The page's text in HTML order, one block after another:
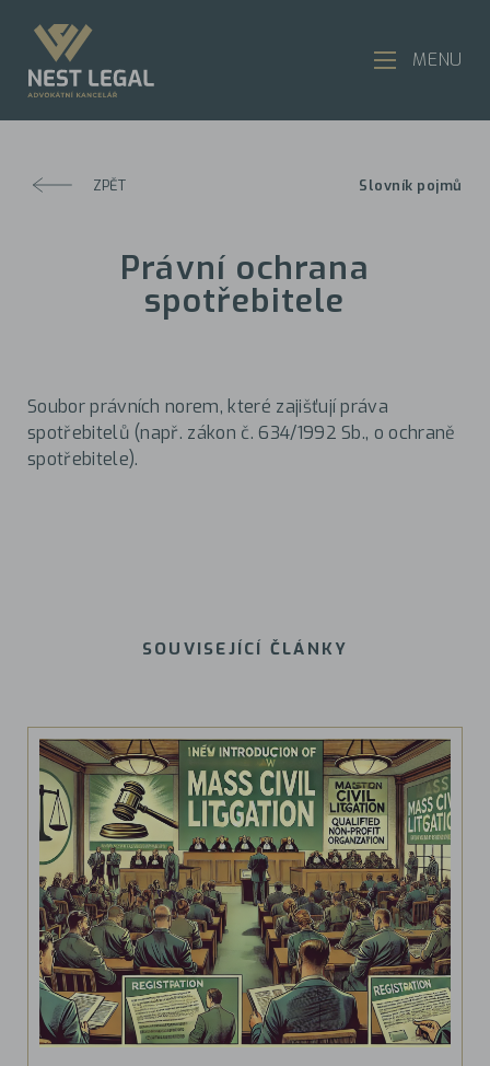
ZPĚT Slovník pojmů
Právní ochrana
spotřebitele
Soubor právních norem, které zajišťují práva
spotřebitelů (např. zákon č. 634/1992 Sb., o ochraně
spotřebitele).
SOUVISEJÍCÍ ČLÁNKY
MENU